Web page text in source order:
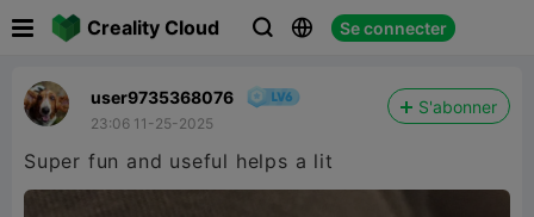
Creality Cloud   Se connecter
user9735368076
23:06 11-25-2025
S'abonner
Super fun and useful helps a lit